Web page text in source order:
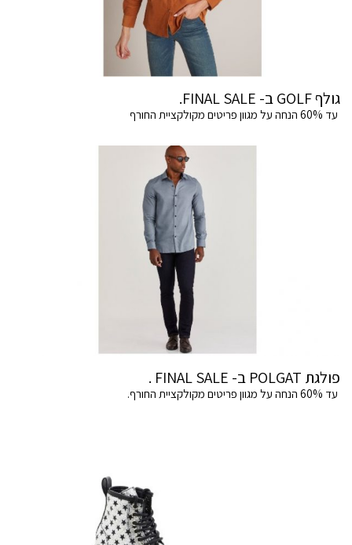
גולף GOLF ב- FINAL SALE.
עד 60% הנחה על מגוון פריטים מקולקציית החורף
פולגת POLGAT ב- FINAL SALE .
עד 60% הנחה על מגוון פריטים מקולקציית החורף.